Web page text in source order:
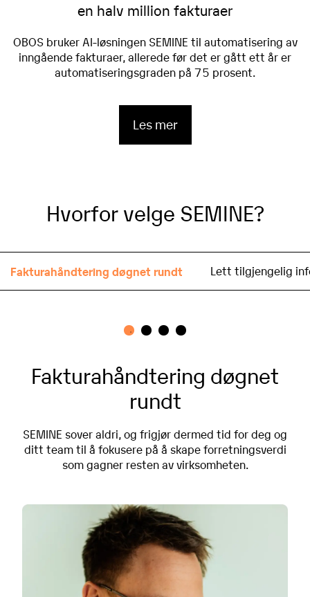
en halv million fakturaer
OBOS bruker AI-løsningen SEMINE til automatisering av
inngående fakturaer, allerede før det er gått ett år er
automatiseringsgraden på 75 prosent.
Les mer
Hvorfor velge SEMINE?
Fakturahåndtering døgnet rundt Lett tilgjengelig
Fakturahåndtering døgnet
rundt
SEMINE sover aldri, og frigjør dermed tid for deg og
ditt team til å fokusere på å skape forretningsverdi
som gagner resten av virksomheten.